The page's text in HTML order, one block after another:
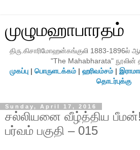
முழுமஹாபாரதம்
திரு.கிசாரிமோஹன்கங்குலி 1883-1896ல்
"The Mahabharata" நூலின்
முகப்பு| பொருளடக்கம்| ஹரிவம்சம்|
தொடர்புக்கு
Sunday, April 17, 2016
சல்லியனை வீழ்த்திய
பர்வம் பகுதி – 015